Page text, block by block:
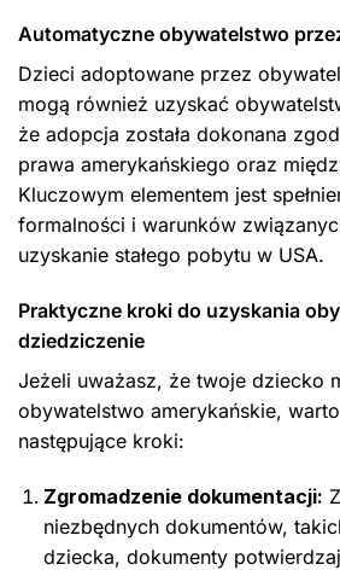
Automatyczne obywatelstwo
Dzieci adoptowane przez
mogą również uzyskać
że adopcja została dokonana
prawa amerykańskiego oraz
Kluczowym elementem jest
formalności i warunków
uzyskanie stałego pobytu w USA.
Praktyczne kroki do uzyskania
dziedziczenie
Jeżeli uważasz, że twoje dziecko
obywatelstwo amerykańskie,
następujące kroki:
Zgromadzenie dokumentacji:
niezbędnych dokumentów,
dziecka, dokumenty